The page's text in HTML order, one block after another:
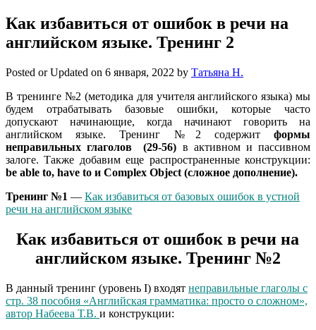
Как избавиться от ошибок в речи на
английском языке. Тренинг 2
Posted or Updated on 6 января, 2022 by Татьяна Н.
В тренинге №2 (методика для учителя английского языка) мы
будем отрабатывать базовые ошибки, которые часто
допускают начинающие, когда начинают говорить на
английском языке. Тренинг №2 содержит формы
неправильных глаголов (29-56) в активном и пассивном
залоге. Также добавим еще распространенные конструкции:
be able to, have to и Complex Object (сложное дополнение).
Тренинг №1 — Как избавиться от базовых ошибок в устной
речи на английском языке
Как избавиться от ошибок в речи на
английском языке. Тренинг №2
В данный тренинг (уровень I) входят неправильные глаголы с
стр. 38 пособия «Английская грамматика: просто о сложном»,
автор Набеева Т.В. и конструкции: